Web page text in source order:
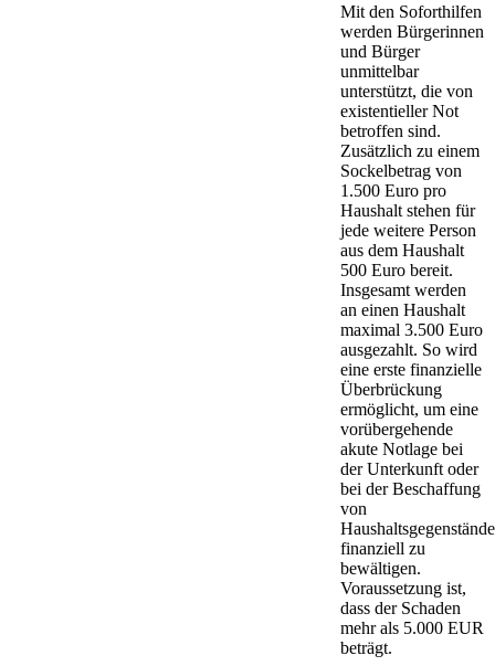
Mit den Soforthilfen
werden Bürgerinnen
und Bürger
unmittelbar
unterstützt, die von
existentieller Not
betroffen sind.
Zusätzlich zu einem
Sockelbetrag von
1.500 Euro pro
Haushalt stehen für
jede weitere Person
aus dem Haushalt
500 Euro bereit.
Insgesamt werden
an einen Haushalt
maximal 3.500 Euro
ausgezahlt. So wird
eine erste finanzielle
Überbrückung
ermöglicht, um eine
vorübergehende
akute Notlage bei
der Unterkunft oder
bei der Beschaffung
von
finanziell zu
bewältigen.
Voraussetzung ist,
dass der Schaden
mehr als 5.000 EUR
beträgt.